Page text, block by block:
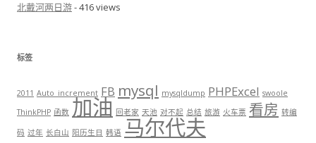
北戴河两日游- 416 views
标签
2011 Auto_increment FB mysql mysqldump PHPExcel swoole
ThinkPHP 函数 加油 回老家 天池 对不起 总结 旅游 火车票 看房 转编
码 过年 长白山 阳历生日 韩语 马尔代夫